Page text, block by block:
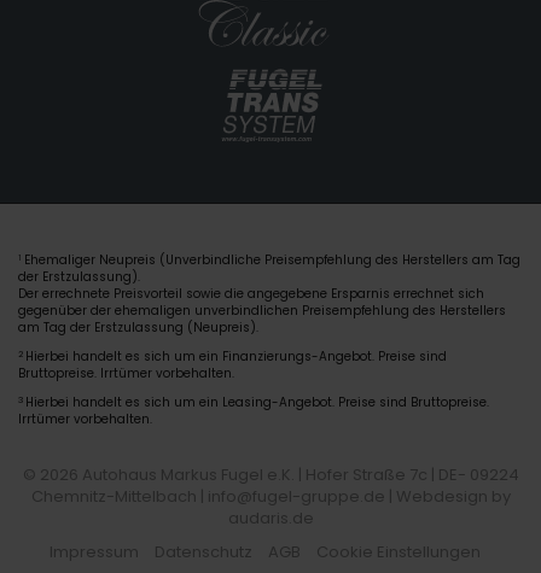
1 Ehemaliger Neupreis (Unverbindliche Preisempfehlung des Herstellers am Tag
der Erstzulassung).
Der errechnete Preisvorteil sowie die angegebene Ersparnis errechnet sich
gegenüber der ehemaligen unverbindlichen Preisempfehlung des Herstellers
am Tag der Erstzulassung (Neupreis).
2 Hierbei handelt es sich um ein Finanzierungs-Angebot. Preise sind
Bruttopreise. Irrtümer vorbehalten.
3 Hierbei handelt es sich um ein Leasing-Angebot. Preise sind Bruttopreise.
Irrtümer vorbehalten.
© 2026 Autohaus Markus Fugel e.K. | Hofer Straße 7c | DE- 09224
Chemnitz-Mittelbach | info@fugel-gruppe.de | Webdesign by
audaris.de
Impressum
Datenschutz AGB Cookie Einstellungen